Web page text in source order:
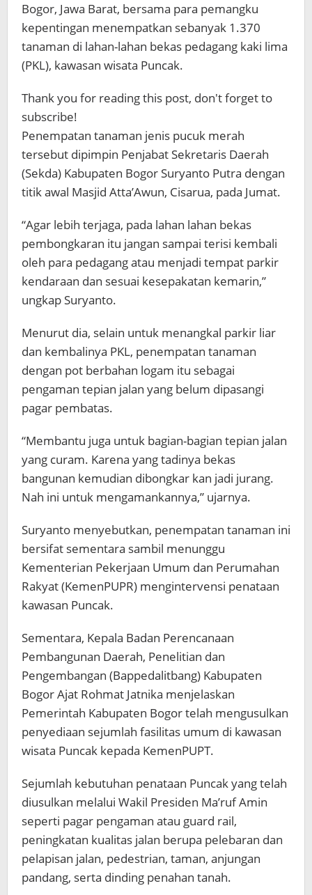
Bogor, Jawa Barat, bersama para pemangku
kepentingan menempatkan sebanyak 1.370
tanaman di lahan-lahan bekas pedagang kaki lima
(PKL), kawasan wisata Puncak.
Thank you for reading this post, don't forget to
subscribe!
Penempatan tanaman jenis pucuk merah
tersebut dipimpin Penjabat Sekretaris Daerah
(Sekda) Kabupaten Bogor Suryanto Putra dengan
titik awal Masjid Atta’Awun, Cisarua, pada Jumat.
“Agar lebih terjaga, pada lahan lahan bekas
pembongkaran itu jangan sampai terisi kembali
oleh para pedagang atau menjadi tempat parkir
kendaraan dan sesuai kesepakatan kemarin,”
ungkap Suryanto.
Menurut dia, selain untuk menangkal parkir liar
dan kembalinya PKL, penempatan tanaman
dengan pot berbahan logam itu sebagai
pengaman tepian jalan yang belum dipasangi
pagar pembatas.
“Membantu juga untuk bagian-bagian tepian jalan
yang curam. Karena yang tadinya bekas
bangunan kemudian dibongkar kan jadi jurang.
Nah ini untuk mengamankannya,” ujarnya.
Suryanto menyebutkan, penempatan tanaman ini
bersifat sementara sambil menunggu
Kementerian Pekerjaan Umum dan Perumahan
Rakyat (KemenPUPR) mengintervensi penataan
kawasan Puncak.
Sementara, Kepala Badan Perencanaan
Pembangunan Daerah, Penelitian dan
Pengembangan (Bappedalitbang) Kabupaten
Bogor Ajat Rohmat Jatnika menjelaskan
Pemerintah Kabupaten Bogor telah mengusulkan
penyediaan sejumlah fasilitas umum di kawasan
wisata Puncak kepada KemenPUPT.
Sejumlah kebutuhan penataan Puncak yang telah
diusulkan melalui Wakil Presiden Ma’ruf Amin
seperti pagar pengaman atau guard rail,
peningkatan kualitas jalan berupa pelebaran dan
pelapisan jalan, pedestrian, taman, anjungan
pandang, serta dinding penahan tanah.